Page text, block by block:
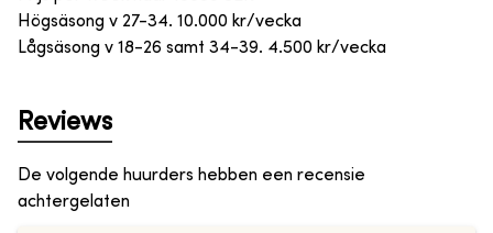
Högsäsong v 27-34. 10.000 kr/vecka
Lågsäsong v 18-26 samt 34-39. 4.500 kr/vecka
Reviews
De volgende huurders hebben een recensie
achtergelaten